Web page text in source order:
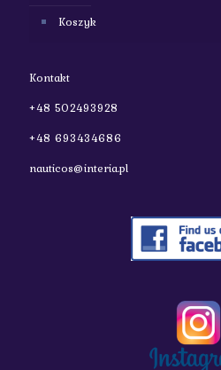
Koszyk
Kontakt
+48 502493928
+48 693434686
nauticos@interia.pl